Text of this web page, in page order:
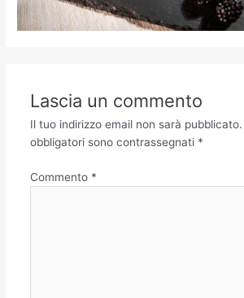
Lascia un commento
Il tuo indirizzo email non sarà pubblicato.
obbligatori sono contrassegnati *
Commento *